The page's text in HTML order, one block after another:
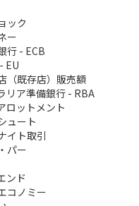
ック
ー
行 - ECB
EU
（既存店）販売額
リア準備銀行 - RBA
ロットメント
ュート
イト取引
パー
ンド
コノミー